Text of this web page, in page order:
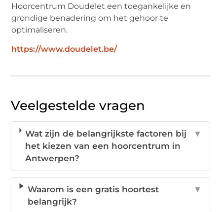
Hoorcentrum Doudelet een toegankelijke en
grondige benadering om het gehoor te
optimaliseren.
https://www.doudelet.be/
Veelgestelde vragen
Wat zijn de belangrijkste factoren bij
het kiezen van een hoorcentrum in
Antwerpen?
▼
Waarom is een gratis hoortest
belangrijk?
▼